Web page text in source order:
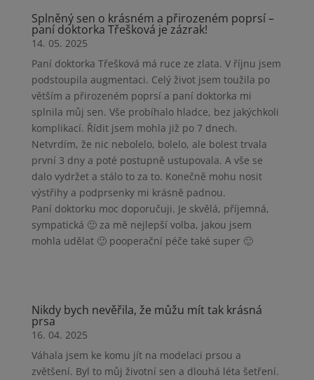
Splněný sen o krásném a přirozeném poprsí –
paní doktorka Třešková je zázrak!
14. 05. 2025
Paní doktorka Třešková má ruce ze zlata. V říjnu jsem
podstoupila augmentaci. Celý život jsem toužila po
větším a přirozeném poprsí a paní doktorka mi
splnila můj sen. Vše probíhalo hladce, bez jakýchkoli
komplikací. Řídit jsem mohla již po 7 dnech.
Netvrdím, že nic nebolelo, bolelo, ale bolest trvala
první 3 dny a poté postupně ustupovala. A vše se
dalo vydržet a stálo to za to. Konečně mohu nosit
výstřihy a podprsenky mi krásně padnou.
Paní doktorku moc doporučuji. Je skvělá, příjemná,
sympatická 🙂 za mě nejlepší volba, jakou jsem
mohla udělat 🙂 pooperační péče také super 🙂
Nikdy bych nevěřila, že můžu mít tak krásná
prsa
16. 04. 2025
Váhala jsem ke komu jít na modelaci prsou a
zvětšení. Byl to můj životní sen a dlouhá léta šetření.